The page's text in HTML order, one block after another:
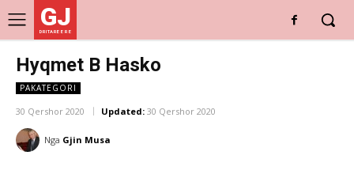
GJ
DRITARE E RE
Hyqmet B Hasko
PAKATEGORI
30 Qershor 2020 Updated: 30 Qershor 2020
Nga Gjin Musa